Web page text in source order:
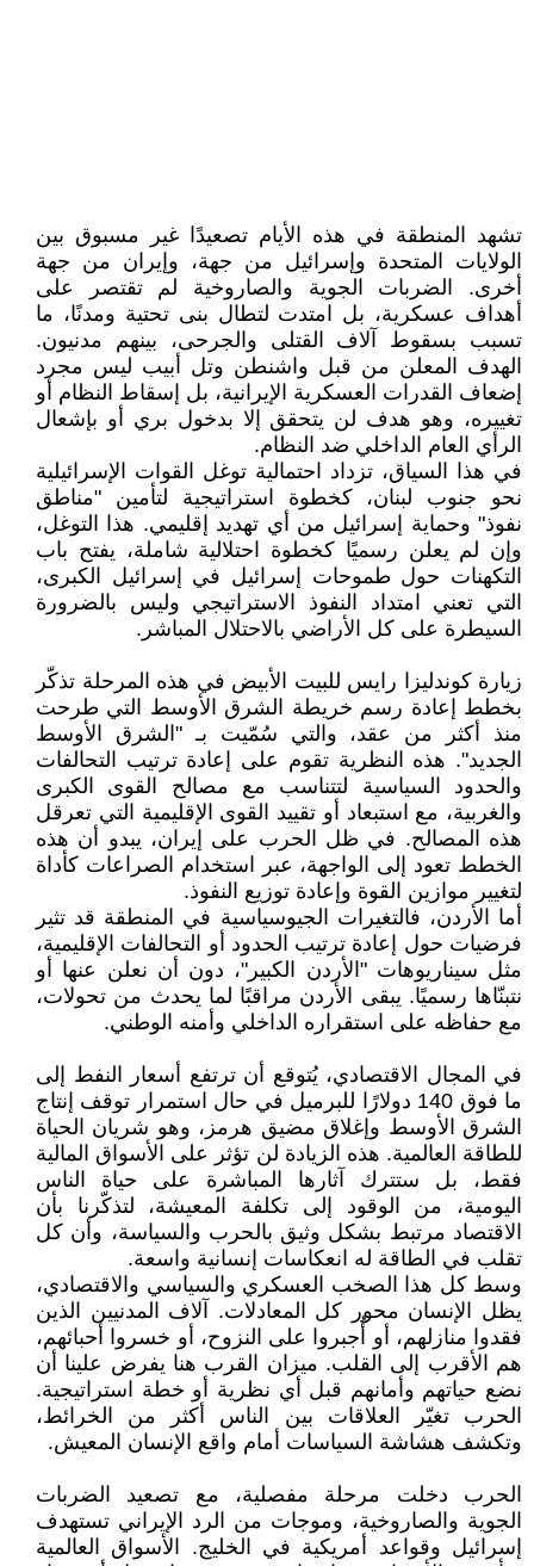
تشهد المنطقة في هذه الأيام تصعيدًا غير مسبوق بين
الولايات المتحدة وإسرائيل من جهة، وإيران من جهة
أخرى. الضربات الجوية والصاروخية لم تقتصر على
أهداف عسكرية، بل امتدت لتطال بنى تحتية ومدنًا، ما
تسبب بسقوط آلاف القتلى والجرحى، بينهم مدنيون.
الهدف المعلن من قبل واشنطن وتل أبيب ليس مجرد
إضعاف القدرات العسكرية الإيرانية، بل إسقاط النظام أو
تغييره، وهو هدف لن يتحقق إلا بدخول بري أو بإشعال
الرأي العام الداخلي ضد النظام.
في هذا السياق، تزداد احتمالية توغل القوات الإسرائيلية
نحو جنوب لبنان، كخطوة استراتيجية لتأمين "مناطق
نفوذ" وحماية إسرائيل من أي تهديد إقليمي. هذا التوغل،
وإن لم يعلن رسميًا كخطوة احتلالية شاملة، يفتح باب
التكهنات حول طموحات إسرائيل في إسرائيل الكبرى،
التي تعني امتداد النفوذ الاستراتيجي وليس بالضرورة
السيطرة على كل الأراضي بالاحتلال المباشر.
زيارة كوندليزا رايس للبيت الأبيض في هذه المرحلة تذكّر
بخطط إعادة رسم خريطة الشرق الأوسط التي طرحت
منذ أكثر من عقد، والتي سُمّيت بـ "الشرق الأوسط
الجديد". هذه النظرية تقوم على إعادة ترتيب التحالفات
والحدود السياسية لتتناسب مع مصالح القوى الكبرى
والغربية، مع استبعاد أو تقييد القوى الإقليمية التي تعرقل
هذه المصالح. في ظل الحرب على إيران، يبدو أن هذه
الخطط تعود إلى الواجهة، عبر استخدام الصراعات كأداة
لتغيير موازين القوة وإعادة توزيع النفوذ.
أما الأردن، فالتغيرات الجيوسياسية في المنطقة قد تثير
فرضيات حول إعادة ترتيب الحدود أو التحالفات الإقليمية،
مثل سيناريوهات "الأردن الكبير"، دون أن نعلن عنها أو
نتبنّاها رسميًا. يبقى الأردن مراقبًا لما يحدث من تحولات،
مع حفاظه على استقراره الداخلي وأمنه الوطني.
في المجال الاقتصادي، يُتوقع أن ترتفع أسعار النفط إلى
ما فوق 140 دولارًا للبرميل في حال استمرار توقف إنتاج
الشرق الأوسط وإغلاق مضيق هرمز، وهو شريان الحياة
للطاقة العالمية. هذه الزيادة لن تؤثر على الأسواق المالية
فقط، بل ستترك آثارها المباشرة على حياة الناس
اليومية، من الوقود إلى تكلفة المعيشة، لتذكّرنا بأن
الاقتصاد مرتبط بشكل وثيق بالحرب والسياسة، وأن كل
تقلب في الطاقة له انعكاسات إنسانية واسعة.
وسط كل هذا الصخب العسكري والسياسي والاقتصادي،
يظل الإنسان محور كل المعادلات. آلاف المدنيين الذين
فقدوا منازلهم، أو أُجبروا على النزوح، أو خسروا أحبائهم،
هم الأقرب إلى القلب. ميزان القرب هنا يفرض علينا أن
نضع حياتهم وأمانهم قبل أي نظرية أو خطة استراتيجية.
الحرب تغيّر العلاقات بين الناس أكثر من الخرائط،
وتكشف هشاشة السياسات أمام واقع الإنسان المعيش.
الحرب دخلت مرحلة مفصلية، مع تصعيد الضربات
الجوية والصاروخية، وموجات من الرد الإيراني تستهدف
إسرائيل وقواعد أمريكية في الخليج. الأسواق العالمية